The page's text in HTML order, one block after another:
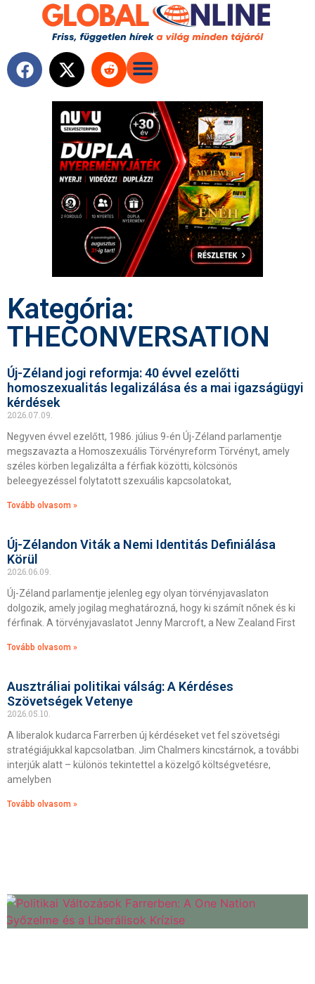
Kategória:
THECONVERSATION
Új-Zéland jogi reformja: 40 évvel ezelőtti
homoszexualitás legalizálása és a mai igazságügyi
kérdések
2026.07.09.
Negyven évvel ezelőtt, 1986. július 9-én Új-Zéland parlamentje
megszavazta a Homoszexuális Törvényreform Törvényt, amely
széles körben legalizálta a férfiak közötti, kölcsönös
beleegyezéssel folytatott szexuális kapcsolatokat,
Tovább olvasom »
Új-Zélandon Viták a Nemi Identitás Definiálása
Körül
2026.06.09.
Új-Zéland parlamentje jelenleg egy olyan törvényjavaslaton
dolgozik, amely jogilag meghatározná, hogy ki számít nőnek és ki
férfinak. A törvényjavaslatot Jenny Marcroft, a New Zealand First
Tovább olvasom »
Ausztráliai politikai válság: A Kérdéses
Szövetségek Vetenye
2026.05.10.
A liberalok kudarca Farrerben új kérdéseket vet fel szövetségi
stratégiájukkal kapcsolatban. Jim Chalmers kincstárnok, a további
interjúk alatt – különös tekintettel a közelgő költségvetésre,
amelyben
Tovább olvasom »